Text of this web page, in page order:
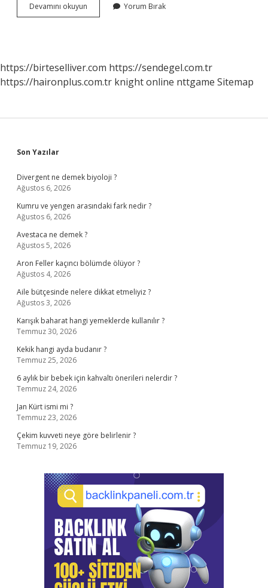
Devamını okuyun Dolaşım
Bozukluğu
Yorum Bırak
https://birteselliver.com https://sendegel.com.tr
https://haironplus.com.tr knight online nttgame Sitemap
Sidebar
Son Yazılar
Divergent ne demek biyoloji ?
Ağustos 6, 2026
Kumru ve yengen arasındaki fark nedir ?
Ağustos 6, 2026
Avestaca ne demek ?
Ağustos 5, 2026
Aron Feller kaçıncı bölümde ölüyor ?
Ağustos 4, 2026
Aile bütçesinde nelere dikkat etmeliyiz ?
Ağustos 3, 2026
Karışık baharat hangi yemeklerde kullanılır ?
Temmuz 30, 2026
Kekik hangi ayda budanır ?
Temmuz 25, 2026
6 aylık bir bebek için kahvaltı önerileri nelerdir ?
Temmuz 24, 2026
Jan Kürt ismi mi ?
Temmuz 23, 2026
Çekim kuvveti neye göre belirlenir ?
Temmuz 19, 2026